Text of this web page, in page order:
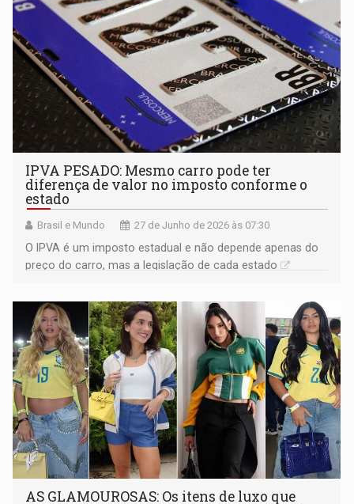
IPVA PESADO: Mesmo carro pode ter
diferença de valor no imposto conforme o
estado
Brasil e Mundo 27 de Junho de 2026 às 07:30
O IPVA é um imposto estadual e não depende apenas do
preço do carro, mas a legislação de cada estado
AS GLAMOUROSAS: Os itens de luxo que